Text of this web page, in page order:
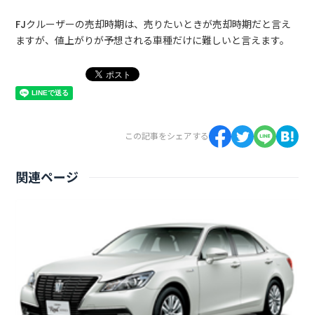
FJクルーザーの売却時期は、売りたいときが売却時期だと言え
ますが、値上がりが予想される車種だけに難しいと言えます。
この記事をシェアする
関連ページ